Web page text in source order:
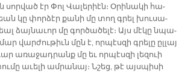
սոր­ված էր Փոլ Վա­լե­րիէն։ Օ­րի­նա­կի հա­
կը փոր­ձէր քա­նի մը տող գրել խու­սա­
ձայ­նա­ւոր մը գոր­ծա­ծե­լէ։ Այս մէ­կը նպա­
վար­ժու­թիւն մըն է, որ­պէս­զի գրե­լը ըլ­լայ
ա­ռա­ջադ­րանք մը եւ որ­պէս­զի լե­զուի
ա­ւե­լի ամ­րա­նայ։ Նշեց, թէ այս­պի­սի